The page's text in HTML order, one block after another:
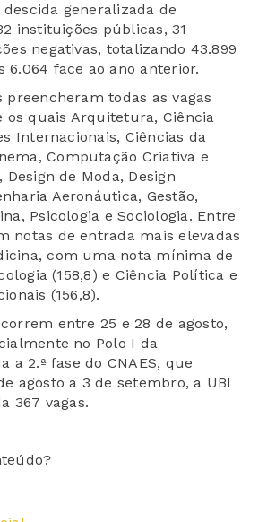
generalizada de
instituições públicas, 31
negativas, totalizando 43.899
6.064 face ao ano anterior.
preencheram todas as vagas
os quais Arquitetura, Ciência
Internacionais, Ciências da
Computação Criativa e
de Moda, Design
Aeronáutica, Gestão,
Psicologia e Sociologia. Entre
notas de entrada mais elevadas
com uma nota mínima de
(158,8) e Ciência Política e
(156,8).
entre 25 e 28 de agosto,
no Polo I da
a 2.ª fase do CNAES, que
agosto a 3 de setembro, a UBI
367 vagas.